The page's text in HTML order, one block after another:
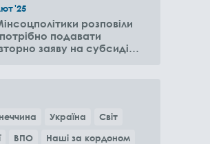
'25
розповіли
подавати
заяву на субсидію
Україна
Світ
ВПО
Наші за кордоном